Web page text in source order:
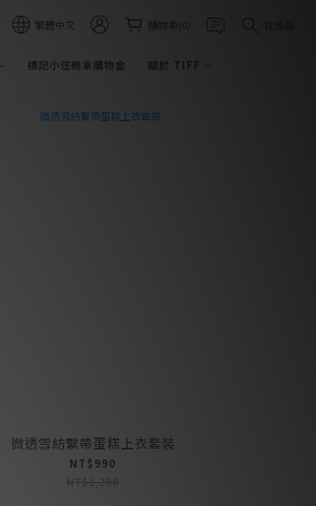
繁體中文 購物車(0)
標記小任務拿購物金 關於 TIFF
微透雪紡繫帶蛋糕上衣套裝
NT$990
NT$1,290